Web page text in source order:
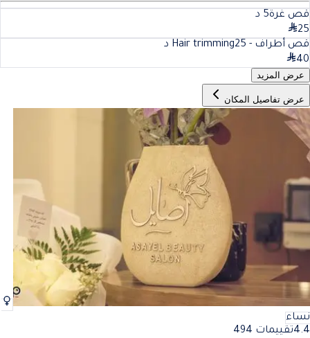
قص غرة5 د
25
قص أطراف - Hair trimming 25
د
40
عرض المزيد
عرض تفاصيل المكان
نساء
4.4تقييمات 494